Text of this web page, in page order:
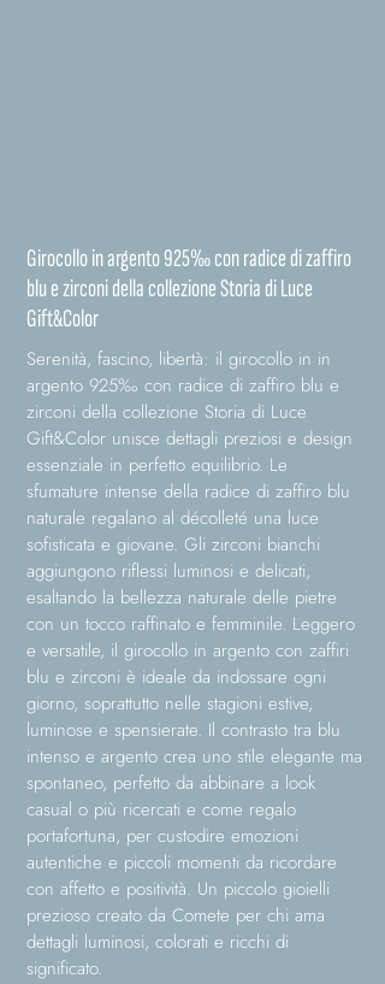
Girocollo in argento 925‰ con radice di zaffiro
blu e zirconi della collezione Storia di Luce
Gift&Color
Serenità, fascino, libertà: il girocollo in in
argento 925‰ con radice di zaffiro blu e
zirconi della collezione Storia di Luce
Gift&Color unisce dettagli preziosi e design
essenziale in perfetto equilibrio. Le
sfumature intense della radice di zaffiro blu
naturale regalano al décolleté una luce
sofisticata e giovane. Gli zirconi bianchi
aggiungono riflessi luminosi e delicati,
esaltando la bellezza naturale delle pietre
con un tocco raffinato e femminile. Leggero
e versatile, il girocollo in argento con zaffiri
blu e zirconi è ideale da indossare ogni
giorno, soprattutto nelle stagioni estive,
luminose e spensierate. Il contrasto tra blu
intenso e argento crea uno stile elegante ma
spontaneo, perfetto da abbinare a look
casual o più ricercati e come regalo
portafortuna, per custodire emozioni
autentiche e piccoli momenti da ricordare
con affetto e positività. Un piccolo gioielli
prezioso creato da Comete per chi ama
dettagli luminosi, colorati e ricchi di
significato.